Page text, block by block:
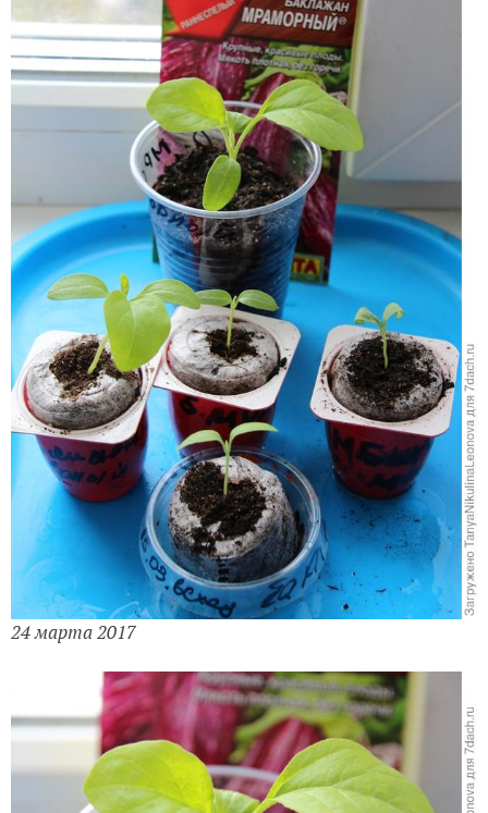
24 марта 2017